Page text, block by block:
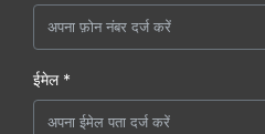
ईमेल *